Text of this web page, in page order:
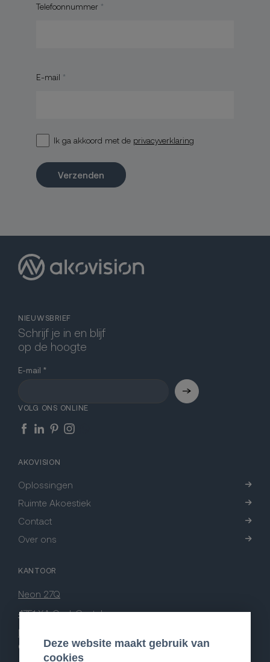
Deze website maakt gebruik van
cookies
Telefoonnummer
E-mail
Ik ga akkoord met de privacyverklaring
Verzenden
NIEUWSBRIEF
Schrijf je in en blijf
op de hoogte
E-mail
VOLG ONS ONLINE
AKOVISION
Oplossingen
Ruimte Akoestiek
Contact
Over ons
KANTOOR
Neon 27Q
4751 XA Oud-Gastel
Nederland
CONTACT